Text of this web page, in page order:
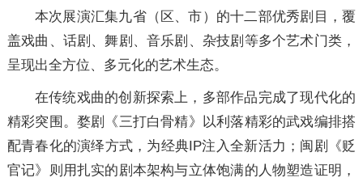
本次展演汇集九省（区、市）的十二部优秀剧目，覆
盖戏曲、话剧、舞剧、音乐剧、杂技剧等多个艺术门类，
呈现出全方位、多元化的艺术生态。
在传统戏曲的创新探索上，多部作品完成了现代化的
精彩突围。婺剧《三打白骨精》以利落精彩的武戏编排搭
配青春化的演绎方式，为经典IP注入全新活力；闽剧《贬
官记》则用扎实的剧本架构与立体饱满的人物塑造证明，